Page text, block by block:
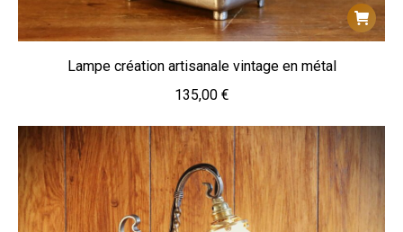
Lampe création artisanale vintage en métal
135,00 €